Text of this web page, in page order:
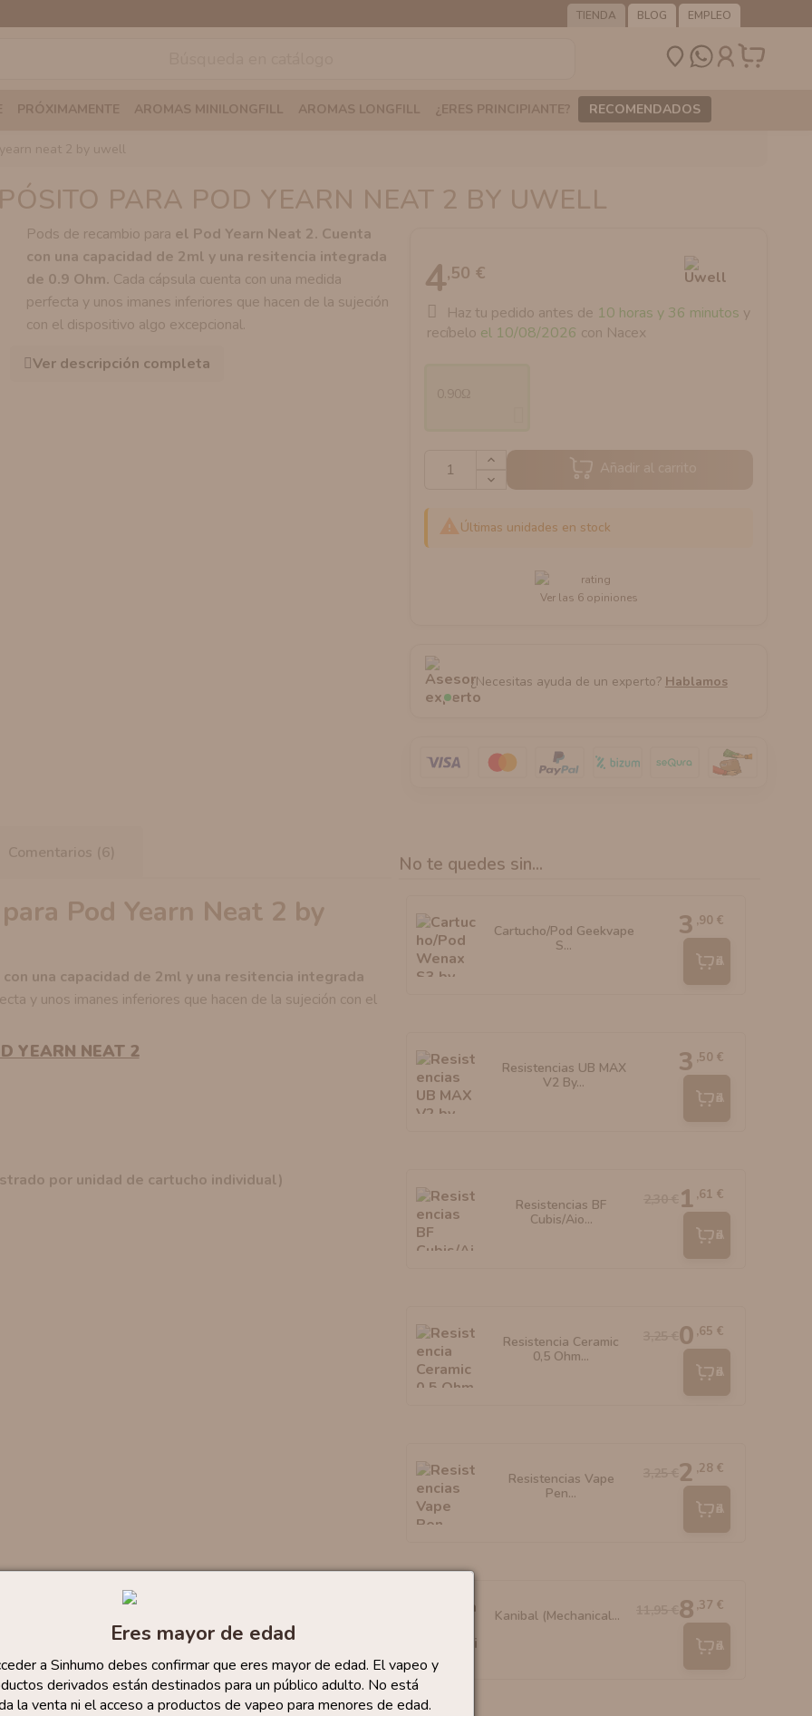
Eres mayor de edad
a Sinhumo debes confirmar que eres mayor de edad. El vapeo y
derivados están destinados para un público adulto. No está
la venta ni el acceso a productos de vapeo para menores de edad.
TIENDA BLOG EMPLEO
PRÓXIMAMENTE AROMAS MINILONGFILL AROMAS LONGFILL ¿ERES PRINCIPIANTE? RECOMENDADOS
neat 2 by uwell
PARA POD YEARN NEAT 2 BY UWELL
Pods de recambio para el Pod Yearn Neat 2. Cuenta
con una capacidad de 2ml y una resitencia integrada
de 0.9 Ohm. Cada cápsula cuenta con una medida
perfecta y unos imanes inferiores que hacen de la sujeción
con el dispositivo algo excepcional.
Ver descripción completa
4,50 €
Haz tu pedido antes de 10 horas y 36 minutos y
recíbelo el 10/08/2026 con Nacex
0.90Ω
Añadir al carrito
 Últimas unidades en stock
Ver las 6 opiniones
¿Necesitas ayuda de un experto? Hablamos
Comentarios (6)
Pod Yearn Neat 2 by
una capacidad de 2ml y una resitencia integrada
y unos imanes inferiores que hacen de la sujeción con el
YEARN NEAT 2
por unidad de cartucho individual)
No te quedes sin...
Cartucho/Pod Geekvape
S...
3 ,90 €
Añadir
Resistencias UB MAX
V2 By...
3 ,50 €
Añadir
Resistencias BF
Cubis/Aio...
1 ,61 €
Añadir
Resistencia Ceramic
0,5 Ohm...
0 ,65 €
Añadir
Resistencias Vape
Pen...
2 ,28 €
Añadir
Kanibal (Mechanical... 8 ,37 €
Añadir